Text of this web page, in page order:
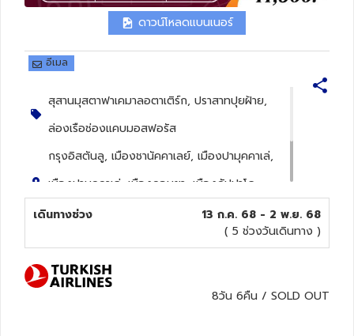
ดาวน์โหลดแบนเนอร์
อีเมล
สุสานมุสตาฟาเคมาลอตาเติร์ก, ปราสาทปุยฝ้าย,
ล่องเรือช่องแคบมอสฟอรัส
กรุงอิสตันลู, เมืองชานัคคาเลย์, เมืองปามุคคาเล่,
เมืองปามุคคาเล่, เมืองคอนยา, เมืองคัปปาโด
เกีย, กรุงอังการา, เมืองโบลู, กรุงอิสตันบลู,
เดินทางช่วง
13 ก.ค. 68 - 2 พ.ย. 68
( 5 ช่วงวันเดินทาง )
8วัน 6คืน / SOLD OUT
ทัวร์อียิปต์
ทัวร์จอร์เจีย
ทัวร์บาหลี
ทัวร์ออสเตรเลีย